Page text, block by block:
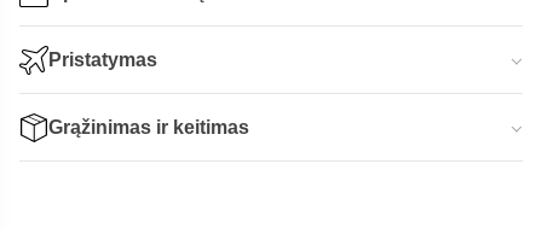
Pristatymas
Grąžinimas ir keitimas